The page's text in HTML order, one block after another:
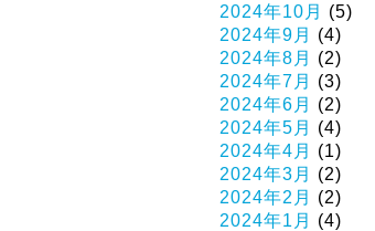
2024年10月
(5)
2024年9月
(4)
2024年8月
(2)
2024年7月
(3)
2024年6月
(2)
2024年5月
(4)
2024年4月
(1)
2024年3月
(2)
2024年2月
(2)
2024年1月
(4)